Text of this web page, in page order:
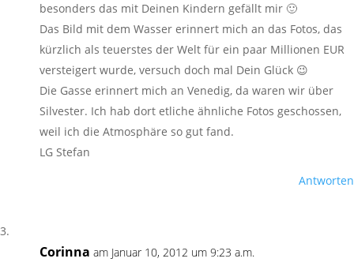
besonders das mit Deinen Kindern gefällt mir 🙂
Das Bild mit dem Wasser erinnert mich an das Fotos, das
kürzlich als teuerstes der Welt für ein paar Millionen EUR
versteigert wurde, versuch doch mal Dein Glück 😉
Die Gasse erinnert mich an Venedig, da waren wir über
Silvester. Ich hab dort etliche ähnliche Fotos geschossen,
weil ich die Atmosphäre so gut fand.
LG Stefan
Antworten
Corinna am Januar 10, 2012 um 9:23 a.m.